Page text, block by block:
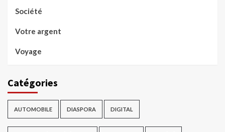
Société
Votre argent
Voyage
Catégories
AUTOMOBILE DIASPORA DIGITAL